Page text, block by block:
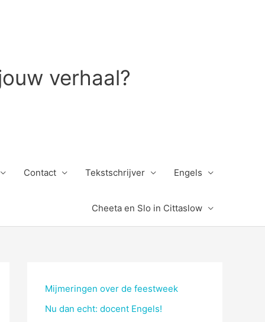
verhaal?
Contact Tekstschrijver Engels
Cheeta en Slo in Cittaslow
Mijmeringen over de feestweek
Nu dan echt: docent Engels!